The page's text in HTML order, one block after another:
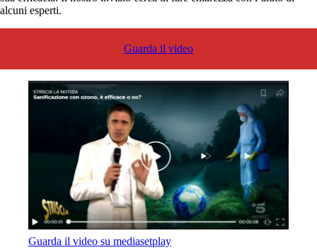
alcuni esperti.
Guarda il video
Guarda il video su mediasetplay